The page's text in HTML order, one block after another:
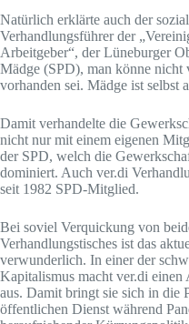
Natürlich erklärte auch der
Verhandlungsführer der
Arbeitgeber“, der Lüneburger
Mädge (SPD), man könne nicht
vorhanden sei. Mädge ist selbst
Damit verhandelte die
nicht nur mit einem eigenen
der SPD, welch die
dominiert. Auch ver.di
seit 1982 SPD-Mitglied.
Bei soviel Verquickung von
Verhandlungstisches ist das
verwunderlich. In einer der
Kapitalismus macht ver.di
aus. Damit bringt sie sich in die
öffentlichen Dienst während